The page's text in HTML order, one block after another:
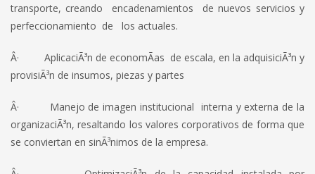
transporte, creando encadenamientos de nuevos servicios y
perfeccionamiento de los actuales.
Â· AplicaciÃ³n de economÃ­as de escala, en la adquisiciÃ³n y
provisiÃ³n de insumos, piezas y partes
Â· Manejo de imagen institucional interna y externa de la
organizaciÃ³n, resaltando los valores corporativos de forma que
se conviertan en sinÃ³nimos de la empresa.